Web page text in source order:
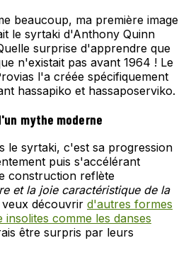
beaucoup, ma première image
le syrtaki d'Anthony Quinn
surprise d'apprendre que
n'existait pas avant 1964 ! Le
l'a créée spécifiquement
hassapiko et hassaposerviko.
mythe moderne
le syrtaki, c'est sa progression
puis s'accélérant
construction reflète
et la joie caractéristique de la
veux découvrir d'autres formes
comme les danses
être surpris par leurs